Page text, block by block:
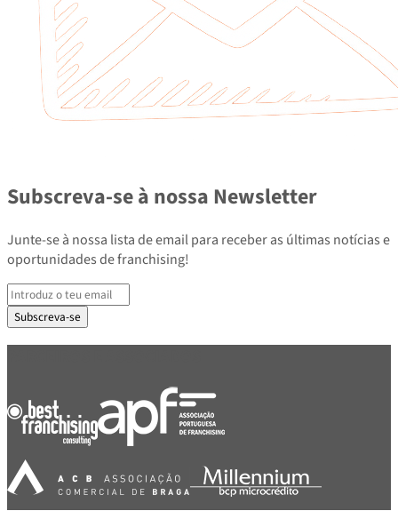
Subscreva-se à nossa Newsletter
Junte-se à nossa lista de email para receber as últimas notícias e
oportunidades de franchising!
Subscreva-se